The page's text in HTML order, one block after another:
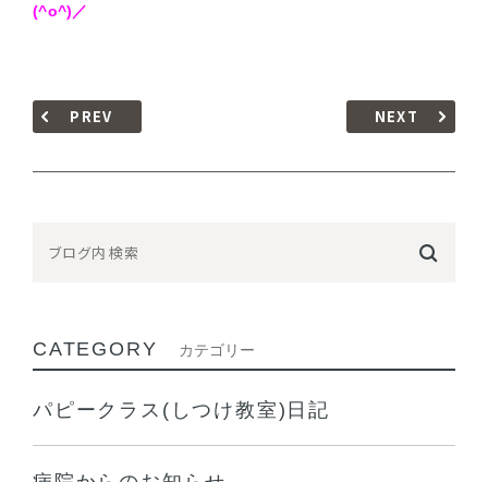
(^o^)／
PREV NEXT
CATEGORY カテゴリー
パピークラス(しつけ教室)日記